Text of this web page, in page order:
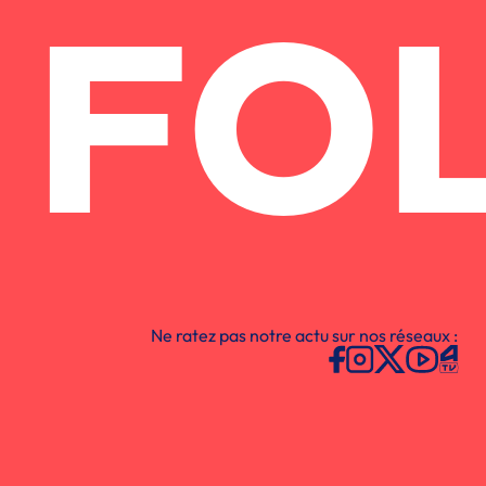
Ne ratez pas notre actu sur nos réseaux :